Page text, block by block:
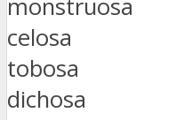
monstruosa
celosa
tobosa
dichosa